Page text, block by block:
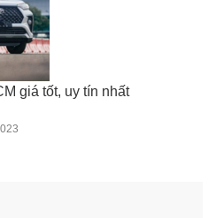
giá tốt, uy tín nhất